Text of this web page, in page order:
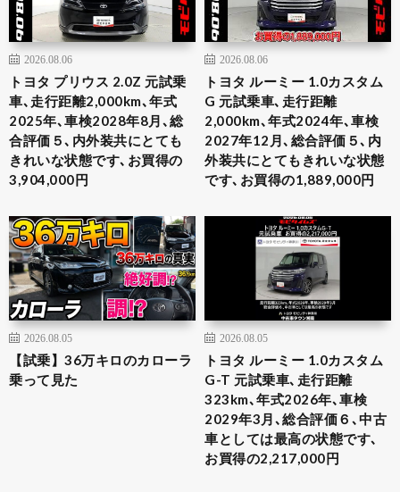
2026.08.06
トヨタ プリウス 2.0Z 元試乗
車､走行距離2,000km､年式
2025年､車検2028年8月､総
合評価５､内外装共にとても
きれいな状態です､お買得の
3,904,000円
2026.08.06
トヨタ ルーミー 1.0カスタム
G 元試乗車､走行距離
2,000km､年式2024年､車検
2027年12月､総合評価５､内
外装共にとてもきれいな状態
です､お買得の1,889,000円
2026.08.05
【試乗】36万キロのカローラ
乗って見た
2026.08.05
トヨタ ルーミー 1.0カスタム
G-T 元試乗車､走行距離
323km､年式2026年､車検
2029年3月､総合評価６､中古
車としては最高の状態です､
お買得の2,217,000円